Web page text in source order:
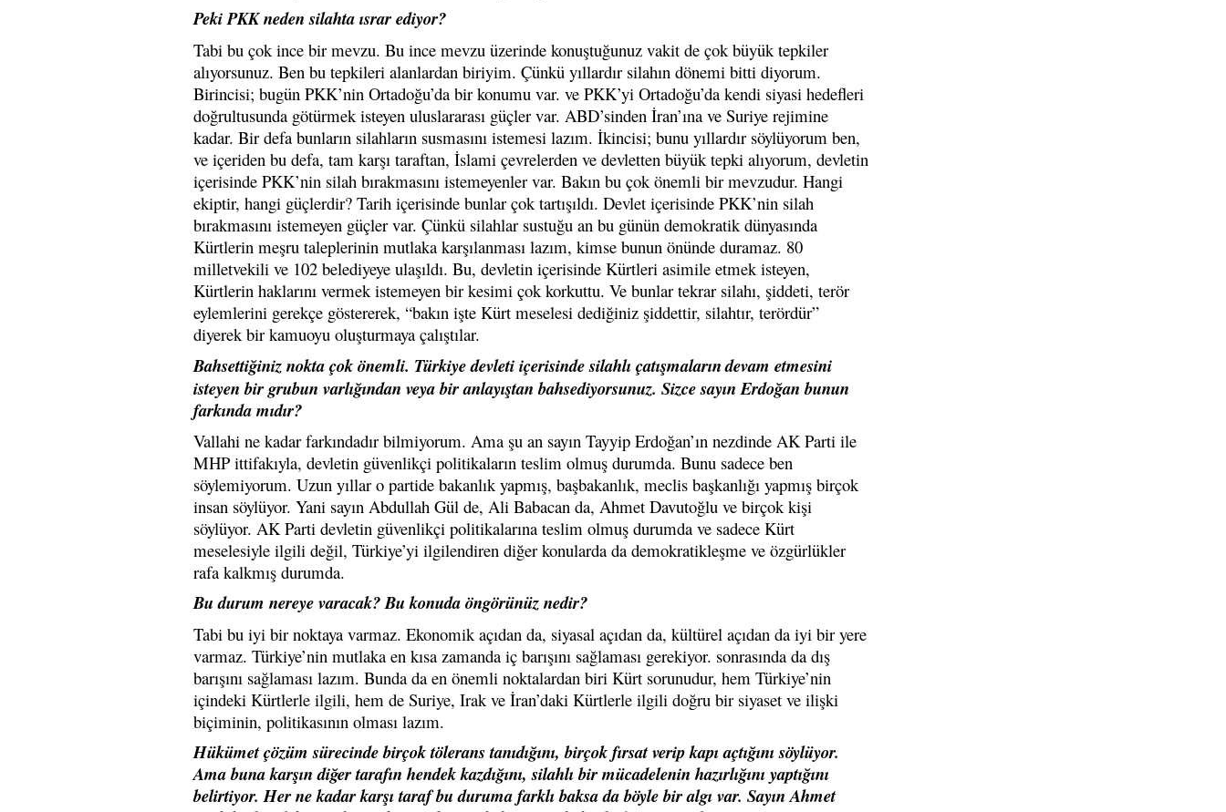
Peki PKK neden silahta ısrar ediyor?
Tabi bu çok ince bir mevzu. Bu ince mevzu üzerinde konuştuğunuz vakit de çok büyük tepkiler
alıyorsunuz. Ben bu tepkileri alanlardan biriyim. Çünkü yıllardır silahın dönemi bitti diyorum.
Birincisi; bugün PKK’nin Ortadoğu’da bir konumu var. ve PKK’yi Ortadoğu’da kendi siyasi hedefleri
doğrultusunda götürmek isteyen uluslararası güçler var. ABD’sinden İran’ına ve Suriye rejimine
kadar. Bir defa bunların silahların susmasını istemesi lazım. İkincisi; bunu yıllardır söylüyorum ben,
ve içeriden bu defa, tam karşı taraftan, İslami çevrelerden ve devletten büyük tepki alıyorum, devletin
içerisinde PKK’nin silah bırakmasını istemeyenler var. Bakın bu çok önemli bir mevzudur. Hangi
ekiptir, hangi güçlerdir? Tarih içerisinde bunlar çok tartışıldı. Devlet içerisinde PKK’nin silah
bırakmasını istemeyen güçler var. Çünkü silahlar sustuğu an bu günün demokratik dünyasında
Kürtlerin meşru taleplerinin mutlaka karşılanması lazım, kimse bunun önünde duramaz. 80
milletvekili ve 102 belediyeye ulaşıldı. Bu, devletin içerisinde Kürtleri asimile etmek isteyen,
Kürtlerin haklarını vermek istemeyen bir kesimi çok korkuttu. Ve bunlar tekrar silahı, şiddeti, terör
eylemlerini gerekçe göstererek, “bakın işte Kürt meselesi dediğiniz şiddettir, silahtır, terördür”
diyerek bir kamuoyu oluşturmaya çalıştılar.
Bahsettiğiniz nokta çok önemli. Türkiye devleti içerisinde silahlı çatışmalarındevam etmesini
isteyen bir grubun varlığından veya bir anlayıştan bahsediyorsunuz. Sizce sayın Erdoğan bunun
farkında mıdır?
Vallahi ne kadar farkındadır bilmiyorum. Ama şu an sayın Tayyip Erdoğan’ın nezdinde AK Parti ile
MHP ittifakıyla, devletin güvenlikçi politikaların teslim olmuş durumda. Bunu sadece ben
söylemiyorum. Uzun yıllar o partide bakanlık yapmış, başbakanlık, meclis başkanlığı yapmış birçok
insan söylüyor. Yani sayın Abdullah Gül de, Ali Babacan da, Ahmet Davutoğlu ve birçok kişi
söylüyor. AK Parti devletin güvenlikçi politikalarına teslim olmuş durumda ve sadece Kürt
meselesiyle ilgili değil, Türkiye’yi ilgilendiren diğer konularda da demokratikleşme ve özgürlükler
rafa kalkmış durumda.
Bu durum nereye varacak? Bu konuda öngörünüz nedir?
Tabi bu iyi bir noktaya varmaz. Ekonomik açıdan da, siyasal açıdan da, kültürel açıdan da iyi bir yere
varmaz. Türkiye’nin mutlaka en kısa zamanda iç barışını sağlaması gerekiyor. sonrasında da dış
barışını sağlaması lazım. Bunda da en önemli noktalardan biri Kürt sorunudur, hem Türkiye’nin
içindeki Kürtlerle ilgili, hem de Suriye, Irak ve İran’daki Kürtlerle ilgili doğru bir siyaset ve ilişki
biçiminin, politikasının olması lazım.
Hükümet çözüm sürecinde birçok tölerans tanıdığını, birçok fırsat verip kapı açtığını söylüyor.
Ama buna karşın diğer tarafın hendek kazdığını, silahlı bir mücadelenin hazırlığını yaptığını
belirtiyor. Her ne kadar karşı taraf bu duruma farklı baksa da böyle bir algı var. Sayın Ahmet